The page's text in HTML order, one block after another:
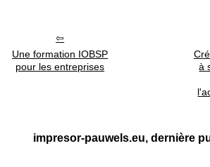
Une formation IOBSP
pour les entreprises
à
impresor-pauwels.eu, dernière